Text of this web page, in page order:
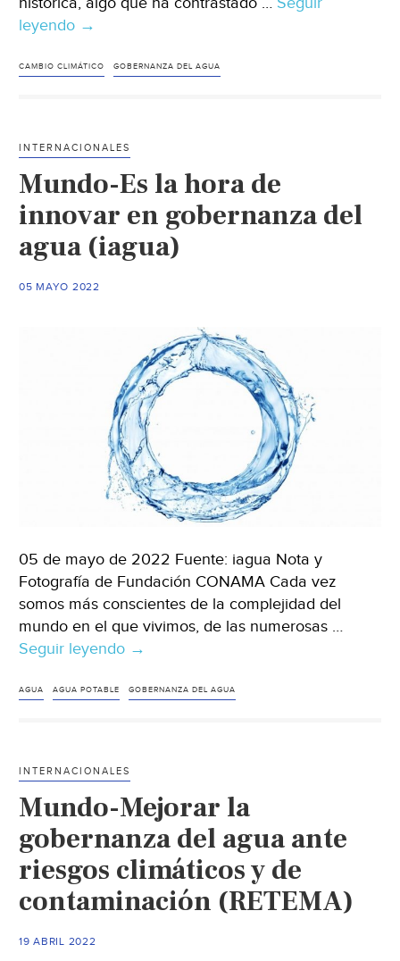
leyendo Mundo
Gobernanza
cambio
climático:
que
aumentar
garantías
demanda”
(iagua)
→
CAMBIO CLIMÁTICO GOBERNANZA DEL AGUA
INTERNACIONALES
Mundo-Es la hora de
innovar en gobernanza del
agua (iagua)
05 MAYO 2022
05 de mayo de 2022 Fuente: iagua Nota y
Fotografía de Fundación CONAMA Cada vez
somos más conscientes de la complejidad del
mundo en el que vivimos, de las numerosas …
Seguir leyendo Mundo-
la
en
gobernanza
agua
(iagua)
→
AGUA AGUA POTABLE GOBERNANZA DEL AGUA
INTERNACIONALES
Mundo-Mejorar la
gobernanza del agua ante
riesgos climáticos y de
contaminación (RETEMA)
19 ABRIL 2022